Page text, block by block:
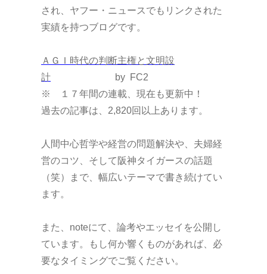
され、ヤフー・ニュースでもリンクされた
実績を持つブログです。
ＡＧＩ時代の判断主権と文明設
計 by FC2
※ １７年間の連載、現在も更新中！
過去の記事は、2,820回以上あります。
人間中心哲学や経営の問題解決や、夫婦経
営のコツ、そして阪神タイガースの話題
（笑）まで、幅広いテーマで書き続けてい
ます。
また、noteにて、論考やエッセイを公開し
ています。もし何か響くものがあれば、必
要なタイミングでご覧ください。